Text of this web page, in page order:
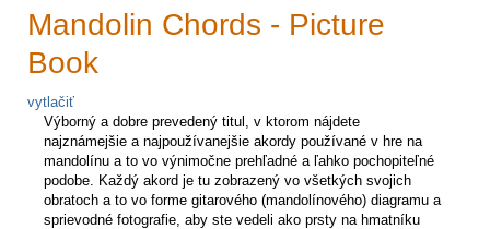
Mandolin Chords - Picture
Book
vytlačiť
Výborný a dobre prevedený titul, v ktorom nájdete
najznámejšie a najpoužívanejšie akordy používané v hre na
mandolínu a to vo výnimočne prehľadné a ľahko pochopiteľné
podobe. Každý akord je tu zobrazený vo všetkých svojich
obratoch a to vo forme gitarového (mandolínového) diagramu a
sprievodné fotografie, aby ste vedeli ako prsty na hmatníku